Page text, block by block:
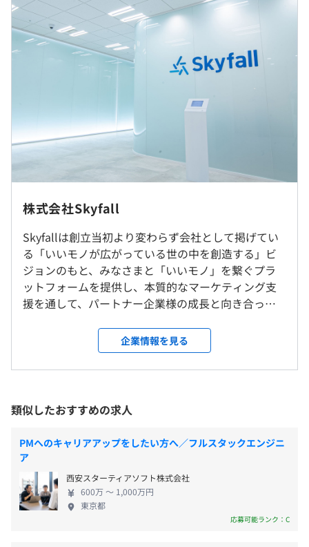
択をしています。
https://skyflag.info/
自社広告サービス『SKYFLAG』で「ロングCPEリワード
広告」を提供しています。
月間3000万人のアクティブユーザーを抱え、業界では市
場シェアトップを誇る広告マネタイズプラットフォームで
す。
また、広告効果の高いプロダクトを発表する世界ランキン
ンクインしています。
◆『SKYFLAGリサーチ』 https://research-skyflag.info/
広告マネタイズプラットフォーム『SKYFLAG』を導入す
る100媒体以上のアプリやサービスを通してアンケート調
査をおこなうことで代表性の高い調査を実現し、さまざま
なお客様のニーズに対応できる高品質な調査結果を提供し
LINEリサーチのオフィシャルパートナーとして認定を受
バトロワ式オンラインポーカーゲームアプリです。
した。
人気VTuberとのタイアップ配信やコラボイベントなどに
力を入れています。
◆『ポケットプレイ』
好きなゲームを遊ぶだけでポイ活できるアプリです。
・週2日リモート勤務可（週3以上の出社／毎週月曜日は
全社出社となっております）
・転居をともなう転勤はありません。
就業場所の変更範囲
＜雇入時＞
東京本社、および自宅
＜変更範囲＞
・都営大江戸線「六本木駅」8番出口より直結
・東京メトロ日比谷線「六本木駅」より地下通路にて直結
・東京メトロ千代田線「乃木坂駅」3番出口より徒歩約3
分
・東京メトロ南北線 「六本木一丁目駅」1番出口より徒歩
※業績加算賞与はない場合もあり
※経験・能力を考慮の上、当社規定により決定いたしま
す。
（※想定年収は年収提示額を保証するものではありません）
・標準的な勤務時間帯：10:00～19:00
・フレキシブルタイム：8:00～11:00、16:00～22:00
・標準労働時間月間：8時間×営業日数
休憩時間：60分 ※昼食時間は業務の都合により各々の自
主性に任せています
平均残業時間：全社平均14時間 ／月
・祝日
交通費規定内支給
株式会社Skyfall
Skyfallは創立当初より変わらず会社として掲げてい
る「いいモノが広がっている世の中を創造する」ビ
ジョンのもと、みなさまと「いいモノ」を繋ぐプラ
ットフォームを提供し、本質的なマーケティング支
援を通して、パートナー企業様の成長と向き合って
ム事業■ 『SKYFLAG』 ユーザー体験に寄り添ったリ
ワードマーケティングプラットフォームです。 リワ
ードを活用した独自のモデルを確立し、マネタイ
的なマーケティング支援を行っています。
『SKYFLAG』を導入しているサービスで“ユーザー
が、オファー（広告）を一定条件まで利用する”とい
う体験を通して、リワード（報酬）を獲得できます。
この仕組みにより、サービスを運営する企業に対し
ては広告マネタイズ支援を行い、広告主に対して
は、ロングCPEリワード広告による本質的なプロモー
企業情報を見る
類似したおすすめの求人
PMへのキャリアアップをしたい方へ／フルスタックエンジニ
ア
西安スターティアソフト株式会社
600万 〜 1,000万円
東京都
応募可能ランク：C